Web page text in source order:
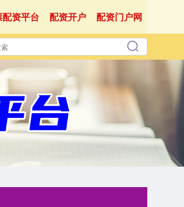
配资平台 配资开户 配资门户网